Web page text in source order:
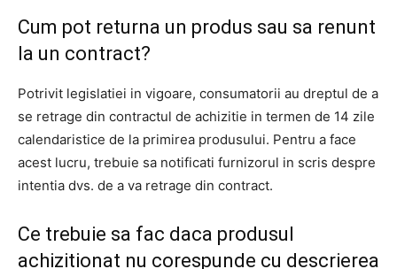
Cum pot returna un produs sau sa renunt
la un contract?
Potrivit legislatiei in vigoare, consumatorii au dreptul de a
se retrage din contractul de achizitie in termen de 14 zile
calendaristice de la primirea produsului. Pentru a face
acest lucru, trebuie sa notificati furnizorul in scris despre
intentia dvs. de a va retrage din contract.
Ce trebuie sa fac daca produsul
achizitionat nu corespunde cu descrierea